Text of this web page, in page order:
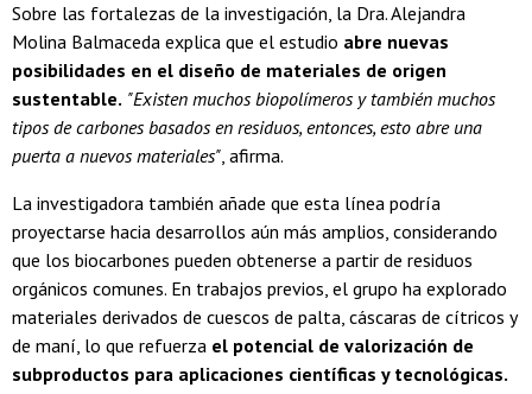
Sobre las fortalezas de la investigación, la Dra. Alejandra
Molina Balmaceda explica que el estudio abre nuevas
posibilidades en el diseño de materiales de origen
sustentable. "Existen muchos biopolímeros y también muchos
tipos de carbones basados en residuos, entonces, esto abre una
puerta a nuevos materiales", afirma.
La investigadora también añade que esta línea podría
proyectarse hacia desarrollos aún más amplios, considerando
que los biocarbones pueden obtenerse a partir de residuos
orgánicos comunes. En trabajos previos, el grupo ha explorado
materiales derivados de cuescos de palta, cáscaras de cítricos y
de maní, lo que refuerza el potencial de valorización de
subproductos para aplicaciones científicas y tecnológicas.